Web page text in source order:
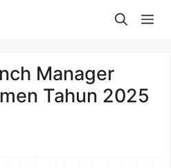
Manager
Tahun 2025